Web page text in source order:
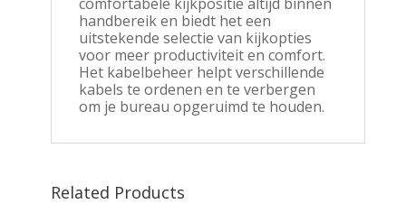
handbereik en biedt het een
uitstekende selectie van kijkopties
voor meer productiviteit en comfort.
Het kabelbeheer helpt verschillende
kabels te ordenen en te verbergen
om je bureau opgeruimd te houden.
Related Products